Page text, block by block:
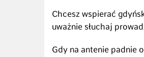
Chcesz wspierać
uważnie słuchaj
Gdy na antenie padnie